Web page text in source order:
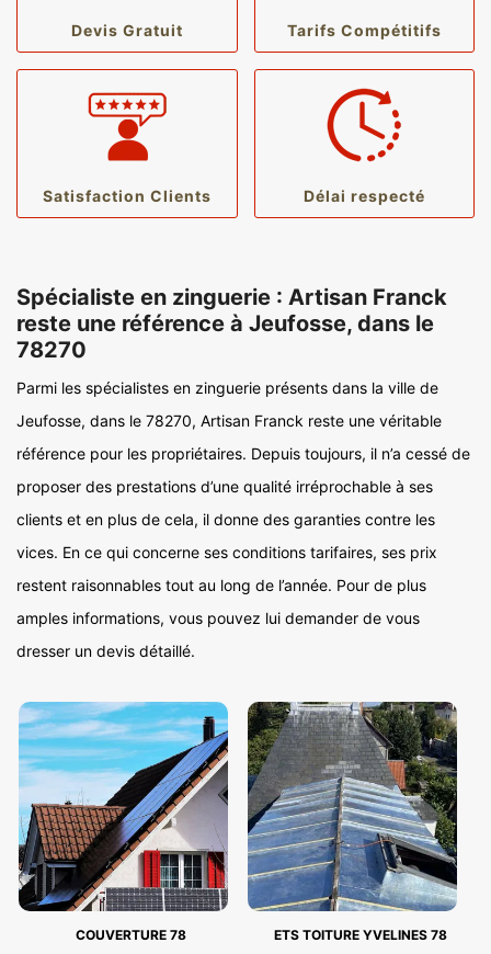
Devis Gratuit Tarifs Compétitifs
Satisfaction Clients Délai respecté
Spécialiste en zinguerie : Artisan Franck
reste une référence à Jeufosse, dans le
78270
Parmi les spécialistes en zinguerie présents dans la ville de
Jeufosse, dans le 78270, Artisan Franck reste une véritable
référence pour les propriétaires. Depuis toujours, il n’a cessé de
proposer des prestations d’une qualité irréprochable à ses
clients et en plus de cela, il donne des garanties contre les
vices. En ce qui concerne ses conditions tarifaires, ses prix
restent raisonnables tout au long de l’année. Pour de plus
amples informations, vous pouvez lui demander de vous
dresser un devis détaillé.
COUVERTURE 78 ETS TOITURE YVELINES 78